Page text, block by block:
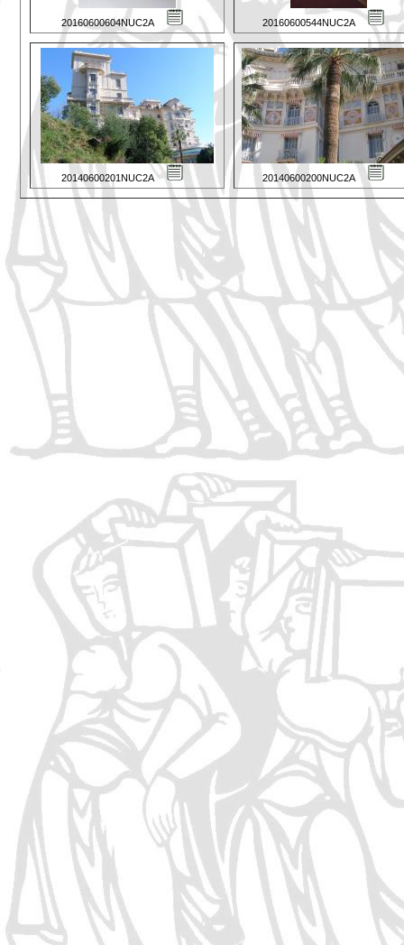
20160600604NUC2A 20160600544NUC2A
20140600201NUC2A 20140600200NUC2A